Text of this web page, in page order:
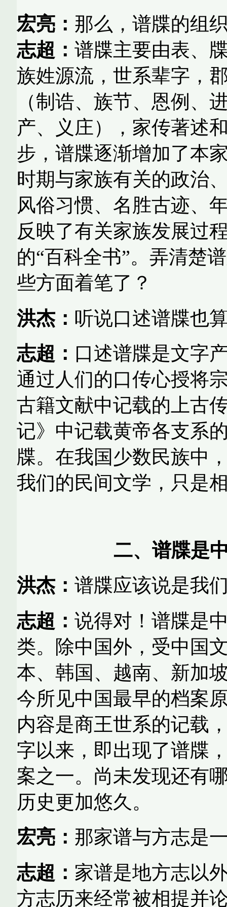
宏亮： 那么，谱牒的组
志超： 谱牒主要由表、
族姓源流，世系辈字，
（制诰、族节、恩例、
产、义庄），家传著述
步，谱牒逐渐增加了本
时期与家族有关的政治
风俗习惯、名胜古迹、
反映了有关家族发展过
的“百科全书”。弄清楚
些方面着笔了？
洪杰： 听说口述谱牒也
志超： 口述谱牒是文字
通过人们的口传心授将
古籍文献中记载的上古
记》中记载黄帝各支系
牒。在我国少数民族中
我们的民间文学，只是
二、谱牒是
洪杰： 谱牒应该说是我
志超： 说得对！谱牒是
类。除中国外，受中国
本、韩国、越南、新加
今所见中国最早的档案
内容是商王世系的记载
字以来，即出现了谱牒
案之一。尚未发现还有
历史更加悠久。
宏亮： 那家谱与方志是
志超： 家谱是地方志以
方志历来经常被相提并